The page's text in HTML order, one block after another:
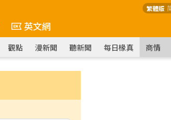
繁體版
英文網
觀點 漫新聞 聽新聞 每日椽真 商情